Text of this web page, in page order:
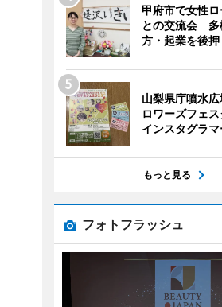
甲府市で女性
との交流会 多
方・起業を後押
山梨県庁噴水
ロワーズフェ
インスタグラ
もっと見る
フォトフラッシュ